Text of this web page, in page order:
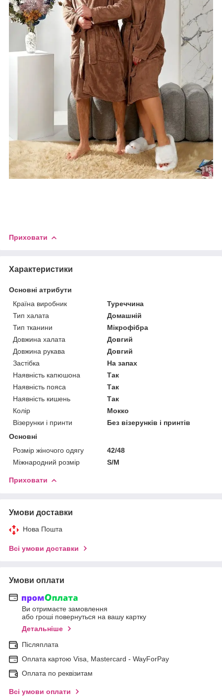
Приховати
Характеристики
Основні атрибути
Країна виробник
Туреччина
Тип халата
Домашній
Тип тканини
Мікрофібра
Довжина халата
Довгий
Довжина рукава
Довгий
Застібка
На запах
Наявність капюшона
Так
Наявність пояса
Так
Наявність кишень
Так
Колір
Мокко
Візерунки і принти
Без візерунків і принтів
Основні
Розмір жіночого одягу
42/48
Міжнародний розмір
S/M
Приховати
Умови доставки
Нова Пошта
Всі умови доставки
Умови оплати
Ви отримаєте замовлення
або гроші повернуться на вашу картку
Детальніше
Післяплата
Оплата картою Visa, Mastercard - WayForPay
Оплата по реквізитам
Всі умови оплати